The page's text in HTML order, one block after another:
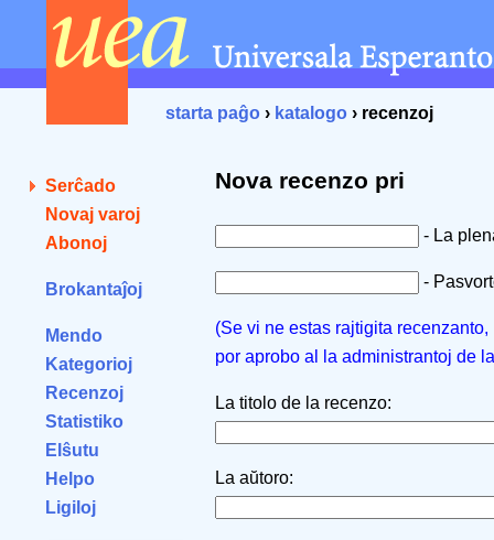
starta paĝo › katalogo › recenzoj
Serĉado
Novaj varoj
Abonoj
Brokantaĵoj
Mendo
Kategorioj
Recenzoj
Statistiko
Elŝutu
Helpo
Ligiloj
Nova recenzo pri
- La
-
(Se vi ne estas rajtigita
por aprobo al la administrantoj de
La titolo de la recenzo:
La aŭtoro: